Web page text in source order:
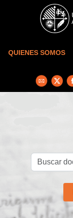
Skip to main content
QUIENES SOMOS